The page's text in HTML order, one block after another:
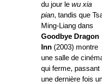
du jour le wu xia
pian, tandis que
Ming-Liang dans
Goodbye Dragon
Inn (2003) montre
une salle de
qui ferme, passant
une dernière fois